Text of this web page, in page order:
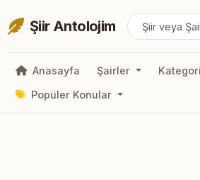
Şiir Antolojim
Anasayfa Şairler
Popüler Konular